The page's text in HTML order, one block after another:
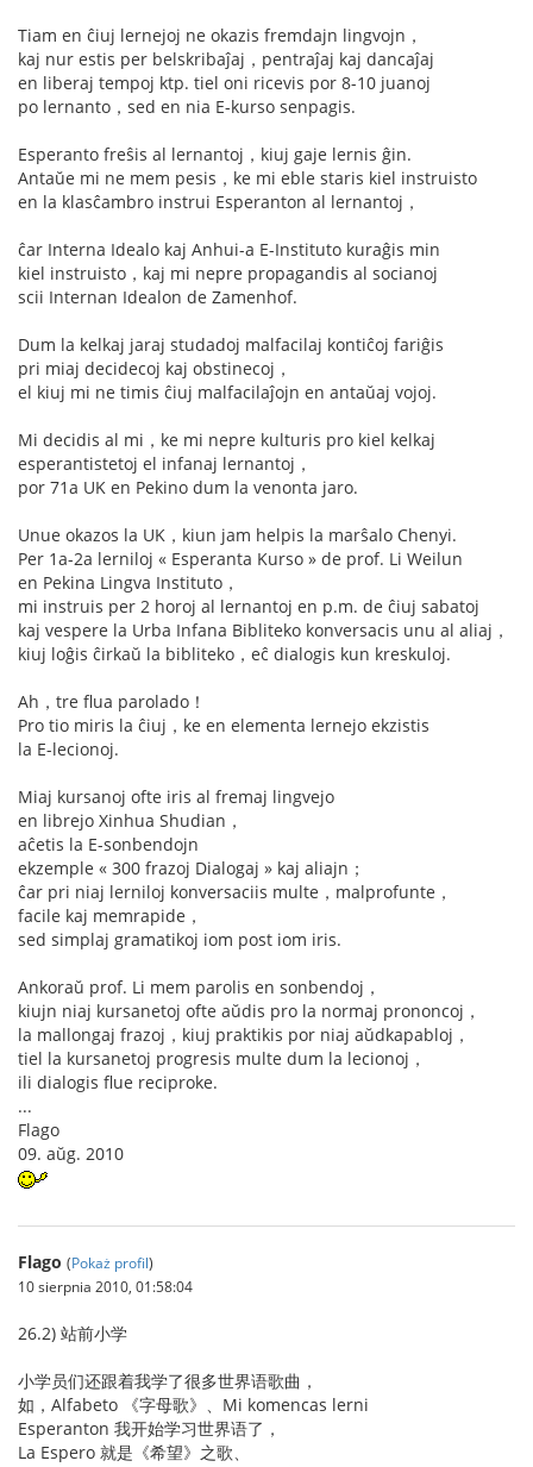
Tiam en ĉiuj lernejoj ne okazis fremdajn lingvojn，
kaj nur estis per belskribaĵaj，pentraĵaj kaj dancaĵaj
en liberaj tempoj ktp. tiel oni ricevis por 8-10 juanoj
po lernanto，sed en nia E-kurso senpagis.
Esperanto freŝis al lernantoj，kiuj gaje lernis ĝin.
Antaŭe mi ne mem pesis，ke mi eble staris kiel instruisto
en la klasĉambro instrui Esperanton al lernantoj，
ĉar Interna Idealo kaj Anhui-a E-Instituto kuraĝis min
kiel instruisto，kaj mi nepre propagandis al socianoj
scii Internan Idealon de Zamenhof.
Dum la kelkaj jaraj studadoj malfacilaj kontiĉoj fariĝis
pri miaj decidecoj kaj obstinecoj，
el kiuj mi ne timis ĉiuj malfacilaĵojn en antaŭaj vojoj.
Mi decidis al mi，ke mi nepre kulturis pro kiel kelkaj
esperantistetoj el infanaj lernantoj，
por 71a UK en Pekino dum la venonta jaro.
Unue okazos la UK，kiun jam helpis la marŝalo Chenyi.
Per 1a-2a lerniloj « Esperanta Kurso » de prof. Li Weilun
en Pekina Lingva Instituto，
mi instruis per 2 horoj al lernantoj en p.m. de ĉiuj sabatoj
kaj vespere la Urba Infana Bibliteko konversacis unu al aliaj，
kiuj loĝis ĉirkaŭ la bibliteko，eĉ dialogis kun kreskuloj.
Ah，tre flua parolado！
Pro tio miris la ĉiuj，ke en elementa lernejo ekzistis
la E-lecionoj.
Miaj kursanoj ofte iris al fremaj lingvejo
en librejo Xinhua Shudian，
aĉetis la E-sonbendojn
ekzemple « 300 frazoj Dialogaj » kaj aliajn；
ĉar pri niaj lerniloj konversaciis multe，malprofunte，
facile kaj memrapide，
sed simplaj gramatikoj iom post iom iris.
Ankoraŭ prof. Li mem parolis en sonbendoj，
kiujn niaj kursanetoj ofte aŭdis pro la normaj prononcoj，
la mallongaj frazoj，kiuj praktikis por niaj aŭdkapabloj，
tiel la kursanetoj progresis multe dum la lecionoj，
ili dialogis flue reciproke.
...
Flago
09. aŭg. 2010
Flago (Pokaż profil)
10 sierpnia 2010, 01:58:04
26.2) 站前小学
小学员们还跟着我学了很多世界语歌曲，
如，Alfabeto 《字母歌》、Mi komencas lerni
Esperanton 我开始学习世界语了，
La Espero 就是《希望》之歌、